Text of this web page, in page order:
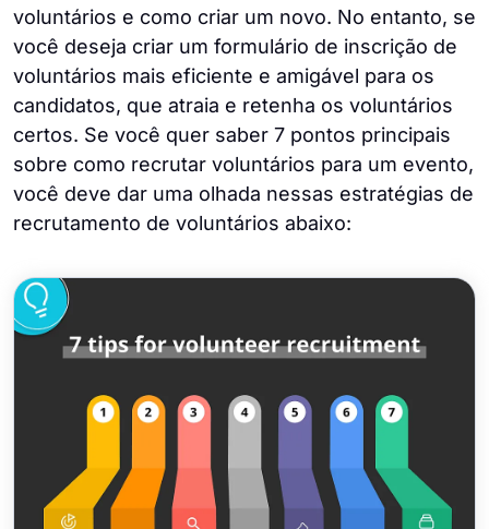
voluntários e como criar um novo. No entanto, se
você deseja criar um formulário de inscrição de
voluntários mais eficiente e amigável para os
candidatos, que atraia e retenha os voluntários
certos. Se você quer saber 7 pontos principais
sobre como recrutar voluntários para um evento,
você deve dar uma olhada nessas estratégias de
recrutamento de voluntários abaixo: